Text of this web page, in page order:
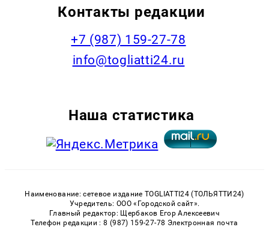
Контакты редакции
+7 (987) 159-27-78
info@togliatti24.ru
Наша статистика
Наименование: сетевое издание TOGLIATTI24 (ТОЛЬЯТТИ24)
Учредитель: ООО «Городской сайт».
Главный редактор: Щербаков Егор Алексеевич
Телефон редакции : 8 (987) 159-27-78 Электронная почта